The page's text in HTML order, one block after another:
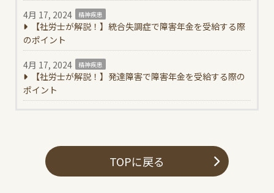
4月 17, 2024 精神疾患
【社労士が解説！】統合失調症で障害年金を受給する際
のポイント
4月 17, 2024 精神疾患
【社労士が解説！】発達障害で障害年金を受給する際の
ポイント
TOPに戻る